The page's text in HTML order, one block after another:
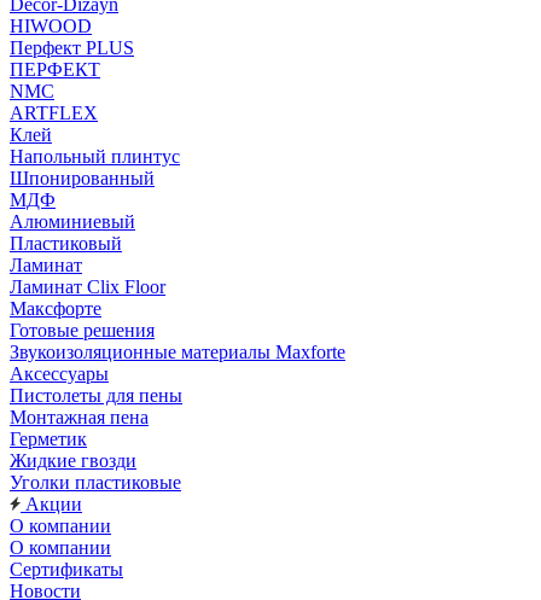
Decor-Dizayn
HIWOOD
Перфект PLUS
ПЕРФЕКТ
NMC
ARTFLEX
Клей
Напольный плинтус
Шпонированный
МДФ
Алюминиевый
Пластиковый
Ламинат
Ламинат Clix Floor
Максфорте
Готовые решения
Звукоизоляционные материалы Maxforte
Аксессуары
Пистолеты для пены
Монтажная пена
Герметик
Жидкие гвозди
Уголки пластиковые
Акции
О компании
О компании
Сертификаты
Новости